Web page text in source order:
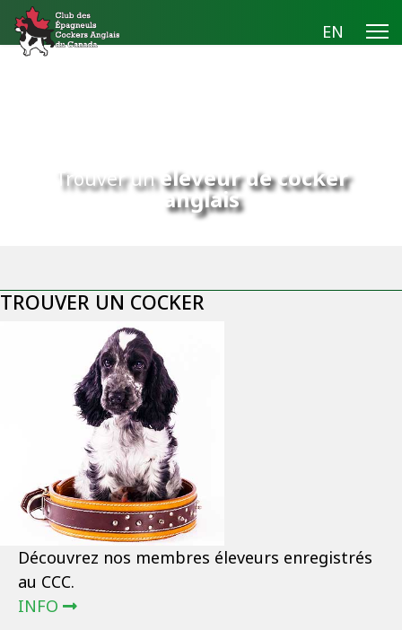
EN
Trouver unéleveur de cocker
anglais
TROUVER UN COCKER
Découvrez nos membres éleveurs enregistrés
au CCC.
INFO